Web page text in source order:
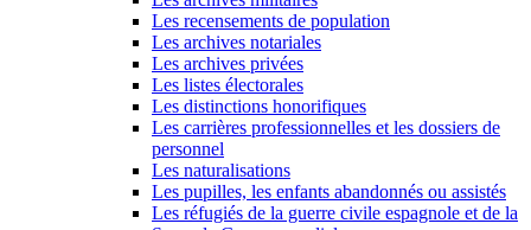
Les recensements de population
Les archives notariales
Les archives privées
Les listes électorales
Les distinctions honorifiques
Les carrières professionnelles et les dossiers de
personnel
Les naturalisations
Les pupilles, les enfants abandonnés ou assistés
Les réfugiés de la guerre civile espagnole et de la